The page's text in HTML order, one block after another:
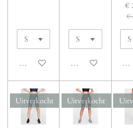
Uitverkocht Uitverkocht
€
€
Uitverkocht Uitverkocht